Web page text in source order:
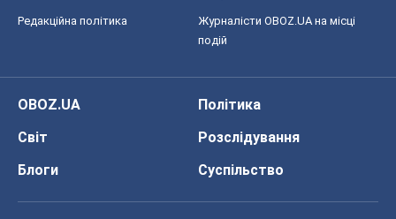
Редакційна політика
Журналісти OBOZ.UA на місці
подій
OBOZ.UA
Політика
Світ
Розслідування
Блоги
Суспільство